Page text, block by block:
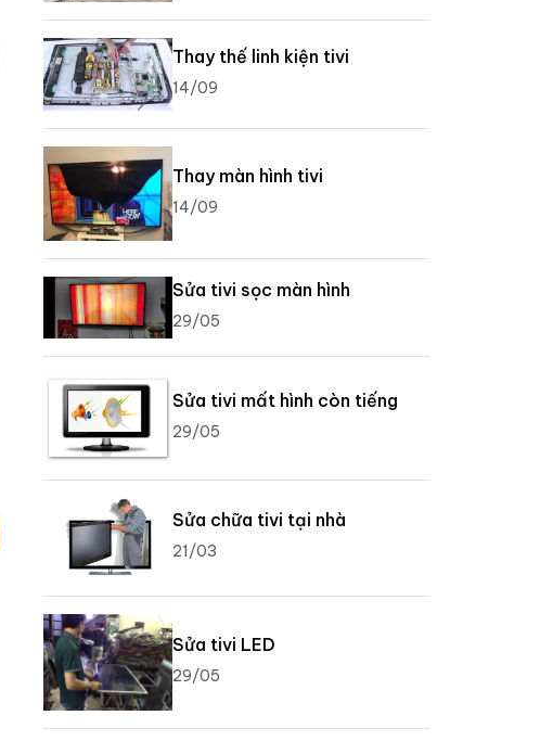
Thay thế linh kiện tivi
14/09
Thay màn hình tivi
14/09
Sửa tivi sọc màn hình
29/05
Sửa tivi mất hình còn tiếng
29/05
Sửa chữa tivi tại nhà
21/03
Sửa tivi LED
29/05